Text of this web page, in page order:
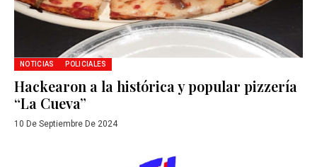
NOTICIAS POLICIALES
Hackearon a la histórica y popular pizzería
“La Cueva”
10 De Septiembre De 2024